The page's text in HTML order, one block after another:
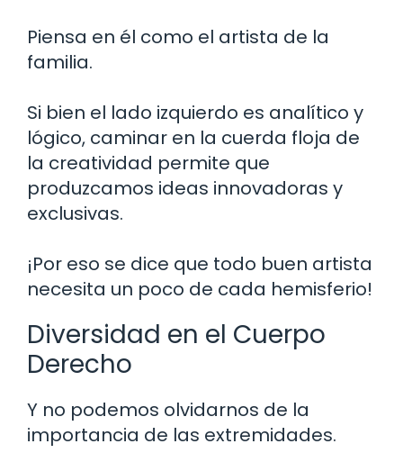
Piensa en él como el artista de la
familia.
Si bien el lado izquierdo es analítico y
lógico, caminar en la cuerda floja de
la creatividad permite que
produzcamos ideas innovadoras y
exclusivas.
¡Por eso se dice que todo buen artista
necesita un poco de cada hemisferio!
Diversidad en el Cuerpo
Derecho
Y no podemos olvidarnos de la
importancia de las extremidades.